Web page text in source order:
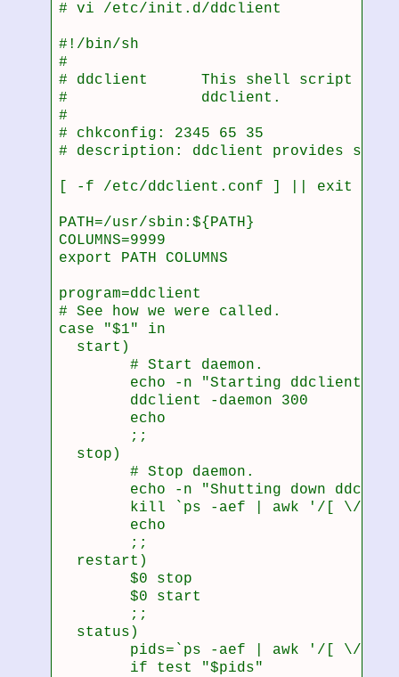
# vi /etc/init.d/ddclient
#!/bin/sh
#
# ddclient      This shell script
#               ddclient.
#
# chkconfig: 2345 65 35
# description: ddclient provides
[ -f /etc/ddclient.conf ] || exit 0
PATH=/usr/sbin:${PATH}
COLUMNS=9999
export PATH COLUMNS
program=ddclient
# See how we were called.
case "$1" in
  start)
        # Start daemon.
        echo -n "Starting ddclient: "
        ddclient -daemon 300
        echo
        ;;
  stop)
        # Stop daemon.
echo -n "Shutting down
kill `ps -aef | awk '/[ \/
        echo
        ;;
  restart)
        $0 stop
        $0 start
        ;;
  status)
pids=`ps -aef | awk '/[ \/
        if test "$pids"